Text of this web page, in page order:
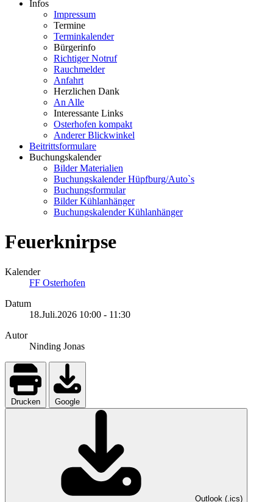
Infos
Impressum
Termine
Terminkalender
Bürgerinfo
Richtiger Notruf
Rauchmelder
Anfahrt
Herzlichen Dank
An Alle
Interessante Links
Osterhofen kompakt
Anderer Blickwinkel
Beitrittsformulare
Buchungskalender
Bilder Materialien
Buchungskalender Hüpfburg/Auto`s
Buchungsformular
Bilder Kühlanhänger
Buchungskalender Kühlanhänger
Feuerknirpse
Kalender
FF Osterhofen
Datum
18.Juli.2026 10:00 - 11:30
Autor
Ninding Jonas
Drucken Google
Outlook (.ics)